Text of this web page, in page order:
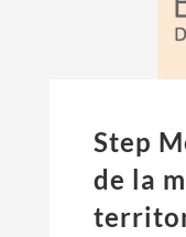
Step
de la